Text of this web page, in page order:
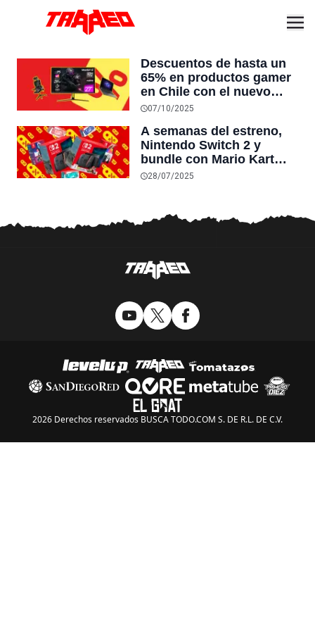
Descuentos de hasta un
65% en productos gamer
en Chile con el nuevo
CyberMonday:
ergonómicas, monitores y
más
07/10/2025
A semanas del estreno,
Nintendo Switch 2 y
bundle con Mario Kart
World bajan hasta 60 mil
35% en el hardware de
28/07/2025
2026 Derechos reservados BUSCA TODO.COM S. DE R.L. DE C.V.